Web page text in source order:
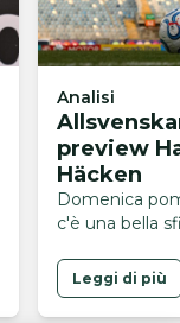
Analisi
preview
Häcken
Domenica
c'è una bella
Leggi di più